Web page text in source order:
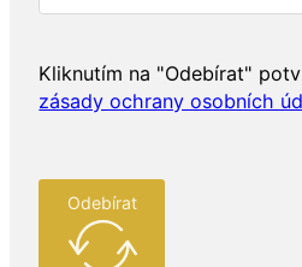
Kliknutím na "Odebírat"
zásady ochrany osobních
Odebírat